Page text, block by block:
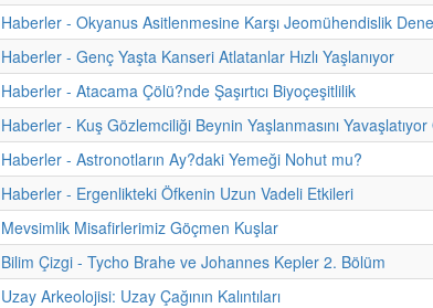
Haberler - Okyanus Asitlenmesine Karşı Jeomühendislik
Haberler - Genç Yaşta Kanseri Atlatanlar Hızlı Yaşlanıyor
Haberler - Atacama Çölü?nde Şaşırtıcı Biyoçeşitlilik
Haberler - Kuş Gözlemciliği Beynin Yaşlanmasını
Haberler - Astronotların Ay?daki Yemeği Nohut mu?
Haberler - Ergenlikteki Öfkenin Uzun Vadeli Etkileri
Mevsimlik Misafirlerimiz Göçmen Kuşlar
Bilim Çizgi - Tycho Brahe ve Johannes Kepler 2. Bölüm
Uzay Arkeolojisi: Uzay Çağının Kalıntıları